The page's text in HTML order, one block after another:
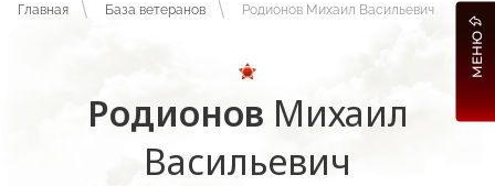
Главная База ветеранов Родионов Михаил Васильевич
Родионов Михаил
Васильевич
МЕНЮ